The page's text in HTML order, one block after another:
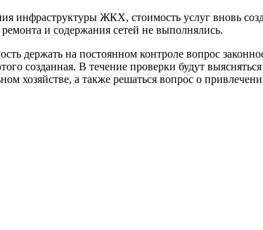
инфраструктуры ЖКХ, стоимость услуг вновь
и содержания сетей не выполнялись.
держать на постоянном контроле вопрос
созданная. В течение проверки будут
хозяйстве, а также решаться вопрос о